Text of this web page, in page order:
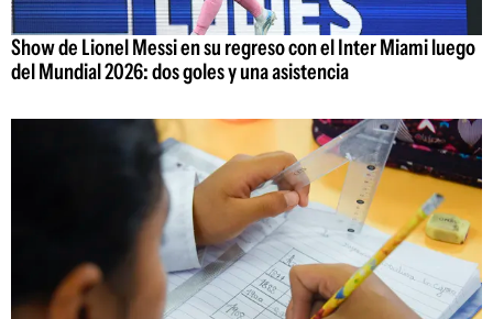
Show de Lionel Messi en su regreso con el Inter Miami luego
del Mundial 2026: dos goles y una asistencia